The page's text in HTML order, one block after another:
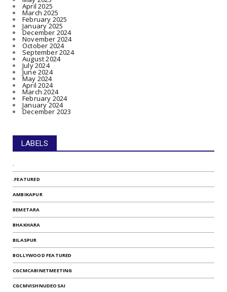
April 2025
March 2025
February 2025
January 2025
December 2024
November 2024
October 2024
September 2024
August 2024
July 2024
June 2024
May 2024
April 2024
March 2024
February 2024
January 2024
December 2023
LABELS
.
.FEATURED
AMBIKAPUR
BEMETARA
BHAKHARA
BILASPUR
BOLLYWOOD FEATURED
CGCMCABINETMEETING
CGCMVISHNUDEOSAI